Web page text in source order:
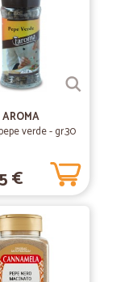
AROMA
verde - gr.30
€